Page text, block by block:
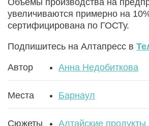
увеличиваются примерно на
сертифицирована по ГОСТу.
Подпишитесь на Алтапресс в
Автор Анна Недобиткова
Места Барнаул
Сюжеты Алтайские продукты